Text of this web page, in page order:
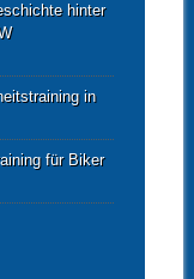
hinter
in
für Biker